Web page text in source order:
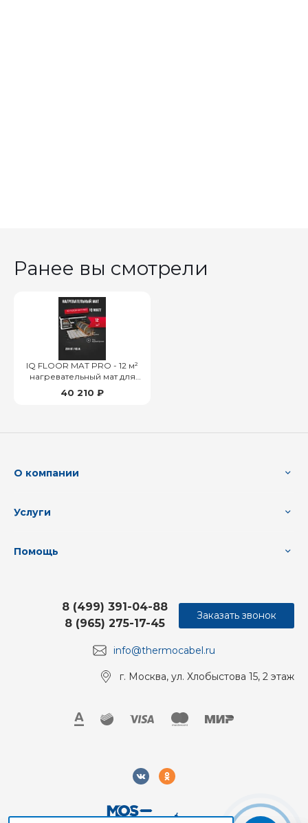
Ранее вы смотрели
IQ FLOOR MAT PRO - 12 м²
нагревательный мат для
теплого пола
40 210 ₽
О компании
Услуги
Помощь
info@thermocabel.ru
8 (499) 391-04-88
8 (965) 275-17-45
г. Москва, ул. Хлобыстова 15, 2 этаж
Заказать звонок